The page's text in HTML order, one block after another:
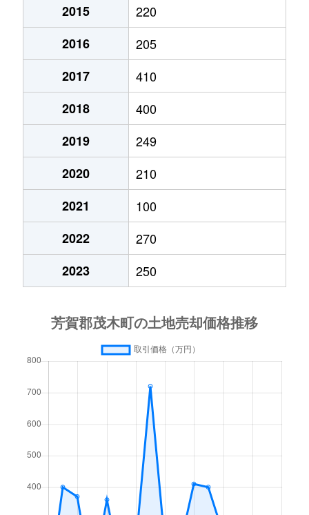
2015
220
2016
205
2017
410
2018
400
2019
249
2020
210
2021
100
2022
270
2023
250